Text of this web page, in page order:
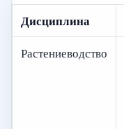
Дисциплина
Растениеводство